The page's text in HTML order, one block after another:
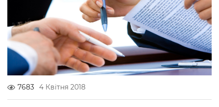
7683 4 Квітня 2018